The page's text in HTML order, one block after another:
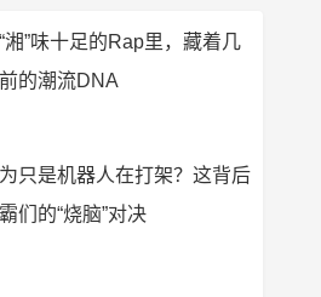
湘”味十足的Rap里，藏着几
的潮流DNA
只是机器人在打架？这背后
们的“烧脑”对决